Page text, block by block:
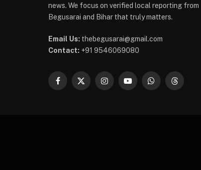
news. We focus on verified local reporting from
Begusarai and Bihar that truly matters.
Email Us: thebegusarai@gmail.com
Contact: +91 9546069080
Facebook
X
InstagramYouTubeWhatsAppThreads